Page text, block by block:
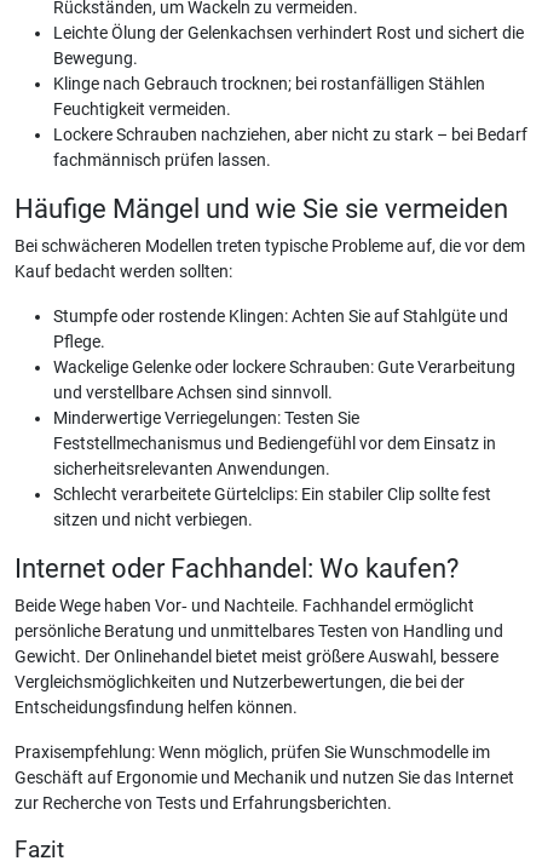
Rückständen, um Wackeln zu vermeiden.
Leichte Ölung der Gelenkachsen verhindert Rost und sichert die
Bewegung.
Klinge nach Gebrauch trocknen; bei rostanfälligen Stählen
Feuchtigkeit vermeiden.
Lockere Schrauben nachziehen, aber nicht zu stark – bei Bedarf
fachmännisch prüfen lassen.
Häufige Mängel und wie Sie sie vermeiden
Bei schwächeren Modellen treten typische Probleme auf, die vor dem
Kauf bedacht werden sollten:
Stumpfe oder rostende Klingen: Achten Sie auf Stahlgüte und
Pflege.
Wackelige Gelenke oder lockere Schrauben: Gute Verarbeitung
und verstellbare Achsen sind sinnvoll.
Minderwertige Verriegelungen: Testen Sie
Feststellmechanismus und Bediengefühl vor dem Einsatz in
sicherheitsrelevanten Anwendungen.
Schlecht verarbeitete Gürtelclips: Ein stabiler Clip sollte fest
sitzen und nicht verbiegen.
Internet oder Fachhandel: Wo kaufen?
Beide Wege haben Vor‑ und Nachteile. Fachhandel ermöglicht
persönliche Beratung und unmittelbares Testen von Handling und
Gewicht. Der Onlinehandel bietet meist größere Auswahl, bessere
Vergleichsmöglichkeiten und Nutzerbewertungen, die bei der
Entscheidungsfindung helfen können.
Praxisempfehlung: Wenn möglich, prüfen Sie Wunschmodelle im
Geschäft auf Ergonomie und Mechanik und nutzen Sie das Internet
zur Recherche von Tests und Erfahrungsberichten.
Fazit